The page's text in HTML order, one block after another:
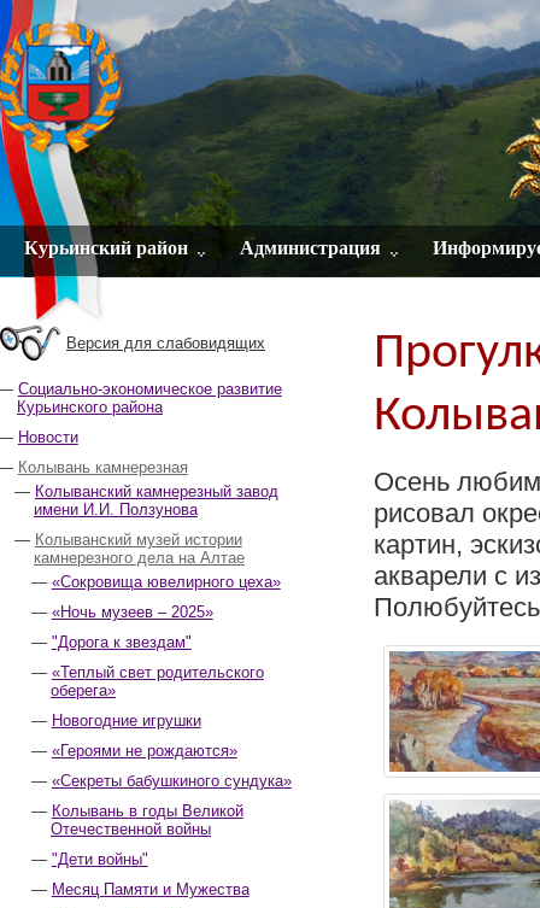
Курьинский район Администрация
Версия для слабовидящих
Социально-экономическое развитие
Курьинского района
Новости
Колывань камнерезная
Колыванский камнерезный завод
имени И.И. Ползунова
Колыванский музей истории
камнерезного дела на Алтае
«Сокровища ювелирного цеха»
«Ночь музеев – 2025»
"Дорога к звездам"
«Теплый свет родительского
оберега»
Новогодние игрушки
«Героями не рождаются»
«Секреты бабушкиного сундука»
Колывань в годы Великой
Отечественной войны
"Дети войны"
Месяц Памяти и Мужества
Осень
рисовал
картин,
акварели с